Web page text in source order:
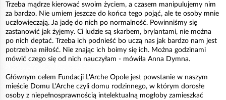
Trzeba mądrze kierować swoim życiem, a czasem manipulujemy nim
za bardzo. Nie umiem jeszcze do końca tego pojąć, ale te osoby mnie
uczłowieczają. Ja jadę do nich po normalność. Powinniśmy się
zastanowić jak żyjemy. Ci ludzie są skarbem, brylantami, nie można
po nich deptać. Trzeba ich podnieść bo uczą nas jak bardzo nam jest
potrzebna miłość. Nie znając ich boimy się ich. Można godzinami
mówić czego się od nich nauczyłam - mówiła Anna Dymna.
Głównym celem Fundacji L'Arche Opole jest powstanie w naszym
mieście Domu L'Arche czyli domu rodzinnego, w którym dorosłe
osoby z niepełnosprawnością intelektualną mogłoby zamieszkać